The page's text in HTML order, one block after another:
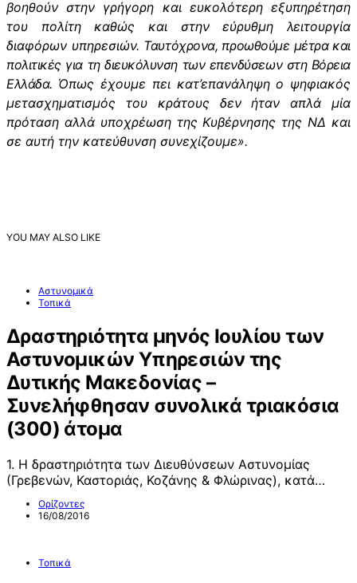
βοηθούν στην γρήγορη και ευκολότερη εξυπηρέτηση
του πολίτη καθώς και στην εύρυθμη λειτουργία
διαφόρων υπηρεσιών. Ταυτόχρονα, προωθούμε μέτρα και
πολιτικές για τη διευκόλυνση των επενδύσεων στη Βόρεια
Ελλάδα. Όπως έχουμε πει κατ’επανάληψη ο ψηφιακός
μετασχηματισμός του κράτους δεν ήταν απλά μία
πρόταση αλλά υποχρέωση της Κυβέρνησης της ΝΔ και
σε αυτή την κατεύθυνση συνεχίζουμε».
YOU MAY ALSO LIKE
Αστυνομικά
Τοπικά
Δραστηριότητα μηνός Ιουλίου των
Αστυνομικών Υπηρεσιών της
Δυτικής Μακεδονίας –
Συνελήφθησαν συνολικά τριακόσια
(300) άτομα
1. Η δραστηριότητα των Διευθύνσεων Αστυνομίας
(Γρεβενών, Καστοριάς, Κοζάνης & Φλώρινας), κατά…
Ορίζοντες
16/08/2016
Τοπικά